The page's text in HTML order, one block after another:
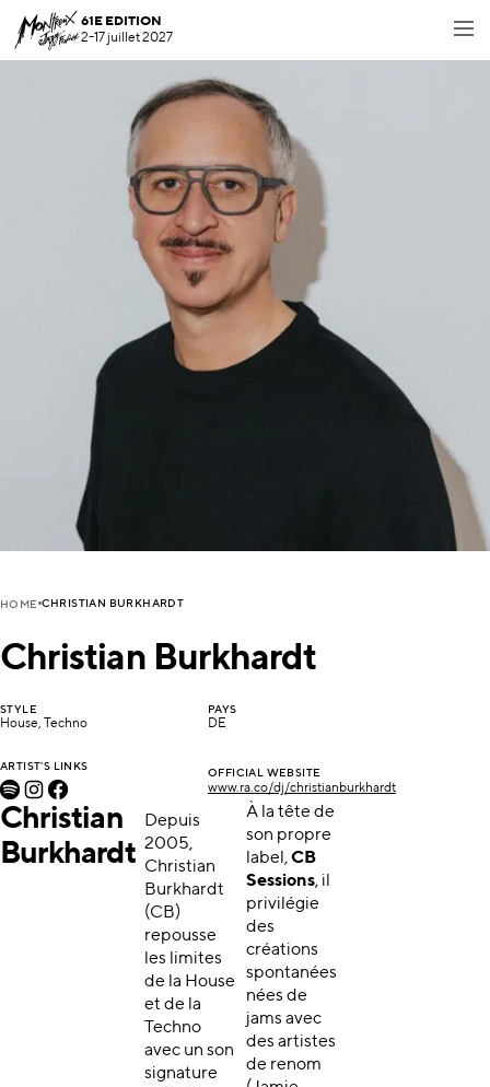
61E EDITION
2-17 juillet 2027
HOME CHRISTIAN BURKHARDT
Christian Burkhardt
STYLE
House, Techno
PAYS
DE
ARTIST'S LINKS
OFFICIAL WEBSITE
www.ra.co/dj/christianburkhardt
Christian
Burkhardt
Depuis
2005,
Christian
Burkhardt
(CB)
repousse
les limites
de la House
et de la
Techno
avec un son
signature
À la tête de
son propre
label,CB
Sessions, il
privilégie
des
créations
spontanées
nées de
jams avec
des artistes
de renom